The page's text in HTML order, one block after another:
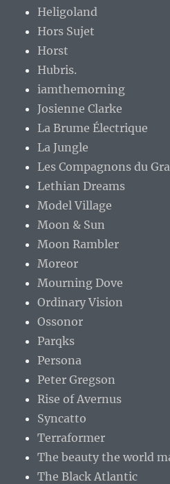
Heligoland
Hors Sujet
Horst
Hubris.
iamthemorning
Josienne Clarke
La Brume Électrique
La Jungle
Les Compagnons du
Lethian Dreams
Model Village
Moon & Sun
Moon Rambler
Moreor
Mourning Dove
Ordinary Vision
Ossonor
Parqks
Persona
Peter Gregson
Rise of Avernus
Syncatto
Terraformer
The beauty the world
The Black Atlantic